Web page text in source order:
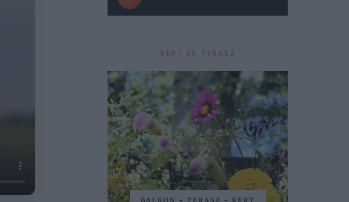
KERT ÉS TERASZ
BALKON - TERASZ - KERT